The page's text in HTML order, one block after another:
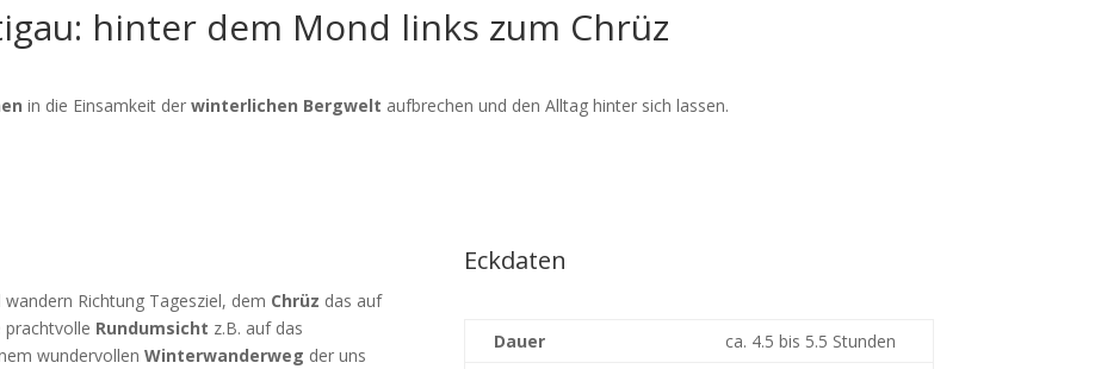
hinter dem Mond links zum Chrüz
in die Einsamkeit der winterlichen Bergwelt aufbrechen und den Alltag hinter sich lassen.
wandern Richtung Tagesziel, dem Chrüz das auf
prachtvolle Rundumsicht z.B. auf das
wundervollenWinterwanderweg der uns
Eckdaten
Dauer
ca. 4.5 bis 5.5 Stunden